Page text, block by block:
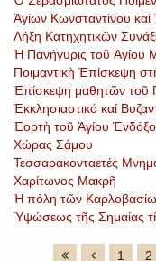
Ἁγίων Κωνσταντίνου
Λήξη Κατηχητικῶν
Ἡ Πανήγυρις τοῦ Ἁγίου
Ποιμαντικὴ Ἐπίσκεψη
Ἐπίσκεψη μαθητῶν τοῦ
Ἐκκλησιαστικό καί
Ἑορτὴ τοῦ Ἁγίου
Χώρας Σάμου
Τεσσαρακονταετές
Χαρίτωνος Μακρῆ
Ἡ πόλη τῶν
Ὑψώσεως τῆς Σημαίας
1 2